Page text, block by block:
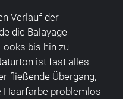
Verlauf der
die Balayage
bis hin zu
ist fast alles
fließende Übergang,
Haarfarbe problemlos